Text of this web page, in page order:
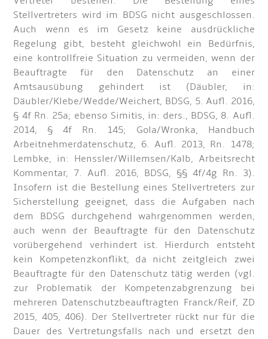
Stellvertreters wird im BDSG nicht ausgeschlossen.
Auch wenn es im Gesetz keine ausdrückliche
Regelung gibt, besteht gleichwohl ein Bedürfnis,
eine kontrollfreie Situation zu vermeiden, wenn der
Beauftragte für den Datenschutz an einer
Amtsausübung gehindert ist (Däubler, in:
Däubler/Klebe/Wedde/Weichert, BDSG, 5. Aufl. 2016,
§ 4f Rn. 25a; ebenso Simitis, in: ders., BDSG, 8. Aufl.
2014, § 4f Rn. 145; Gola/Wronka, Handbuch
Arbeitnehmerdatenschutz, 6. Aufl. 2013, Rn. 1478;
Lembke, in: Henssler/Willemsen/Kalb, Arbeitsrecht
Kommentar, 7. Aufl. 2016, BDSG, §§ 4f/4g Rn. 3).
Insofern ist die Bestellung eines Stellvertreters zur
Sicherstellung geeignet, dass die Aufgaben nach
dem BDSG durchgehend wahrgenommen werden,
auch wenn der Beauftragte für den Datenschutz
vorübergehend verhindert ist. Hierdurch entsteht
kein Kompetenzkonflikt, da nicht zeitgleich zwei
Beauftragte für den Datenschutz tätig werden (vgl.
zur Problematik der Kompetenzabgrenzung bei
mehreren Datenschutzbeauftragten Franck/Reif, ZD
2015, 405, 406). Der Stellvertreter rückt nur für die
Dauer des Vertretungsfalls nach und ersetzt den